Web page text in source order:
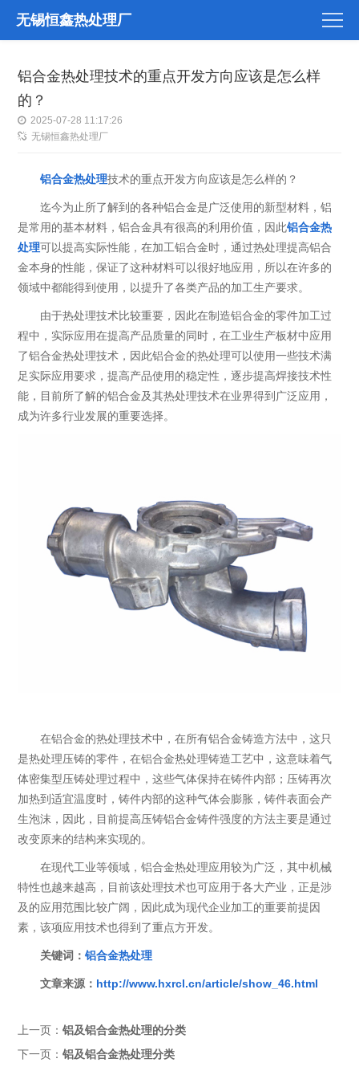
无锡恒鑫热处理厂
铝合金热处理技术的重点开发方向应该是怎么样
的？
2025-07-28 11:17:26
无锡恒鑫热处理厂
铝合金热处理技术的重点开发方向应该是怎么样的？
迄今为止所了解到的各种铝合金是广泛使用的新型材料，铝
是常用的基本材料，铝合金具有很高的利用价值，因此铝合金热
处理可以提高实际性能，在加工铝合金时，通过热处理提高铝合
金本身的性能，保证了这种材料可以很好地应用，所以在许多的
领域中都能得到使用，以提升了各类产品的加工生产要求。
由于热处理技术比较重要，因此在制造铝合金的零件加工过
程中，实际应用在提高产品质量的同时，在工业生产板材中应用
了铝合金热处理技术，因此铝合金的热处理可以使用一些技术满
足实际应用要求，提高产品使用的稳定性，逐步提高焊接技术性
能，目前所了解的铝合金及其热处理技术在业界得到广泛应用，
成为许多行业发展的重要选择。
在铝合金的热处理技术中，在所有铝合金铸造方法中，这只
是热处理压铸的零件，在铝合金热处理铸造工艺中，这意味着气
体密集型压铸处理过程中，这些气体保持在铸件内部；压铸再次
加热到适宜温度时，铸件内部的这种气体会膨胀，铸件表面会产
生泡沫，因此，目前提高压铸铝合金铸件强度的方法主要是通过
改变原来的结构来实现的。
在现代工业等领域，铝合金热处理应用较为广泛，其中机械
特性也越来越高，目前该处理技术也可应用于各大产业，正是涉
及的应用范围比较广阔，因此成为现代企业加工的重要前提因
素，该项应用技术也得到了重点方开发。
关键词：铝合金热处理
文章来源： http://www.hxrcl.cn/article/show_46.html
上一页：铝及铝合金热处理的分类
下一页：铝及铝合金热处理分类